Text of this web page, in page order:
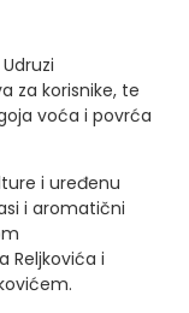
za korisnike, te
voća i povrća
i uređenu
i aromatični
Reljkovića i